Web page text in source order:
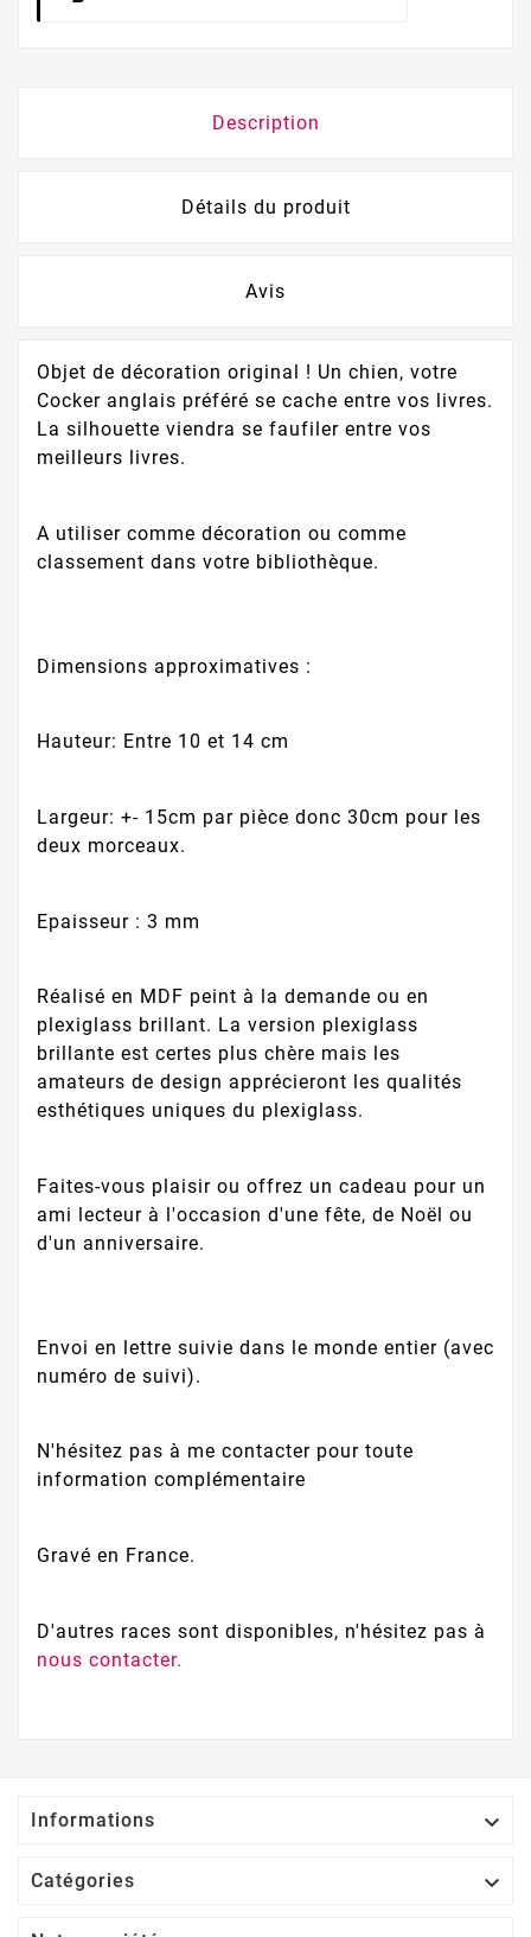
Description
Détails du produit
Avis
Objet de décoration original ! Un chien, votre
Cocker anglais préféré se cache entre vos livres.
La silhouette viendra se faufiler entre vos
meilleurs livres.
A utiliser comme décoration ou comme
classement dans votre bibliothèque.
Dimensions approximatives :
Hauteur: Entre 10 et 14 cm
Largeur: +- 15cm par pièce donc 30cm pour les
deux morceaux.
Epaisseur : 3 mm
Réalisé en MDF peint à la demande ou en
plexiglass brillant. La version plexiglass
brillante est certes plus chère mais les
amateurs de design apprécieront les qualités
esthétiques uniques du plexiglass.
Faites-vous plaisir ou offrez un cadeau pour un
ami lecteur à l'occasion d'une fête, de Noël ou
d'un anniversaire.
Envoi en lettre suivie dans le monde entier (avec
numéro de suivi).
N'hésitez pas à me contacter pour toute
information complémentaire
Gravé en France.
D'autres races sont disponibles, n'hésitez pas à
nous contacter.
Informations 
Catégories 